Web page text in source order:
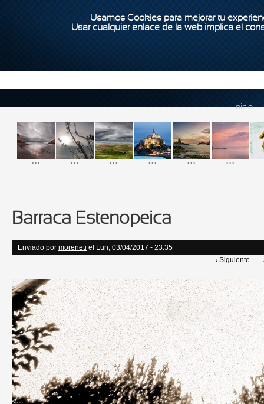
Usamos Cookies para mejorar tu
Usar cualquier enlace de la web implica el
Inicio
... ... ... ... ... ...
Barraca Estenopeica
Enviado por moreneti el Lun, 03/04/2017 - 23:35
‹ Siguiente